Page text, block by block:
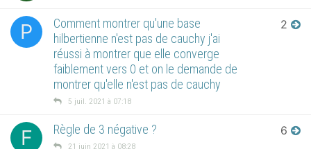
P
Comment montrer qu'une base
hilbertienne n'est pas de cauchy j'ai
réussi à montrer que elle converge
faiblement vers 0 et on le demande de
montrer qu'elle n'est pas de cauchy
5 juil. 2021 à 07:18
2
F Règle de 3 négative ?
21 juin 2021 à 08:28
6